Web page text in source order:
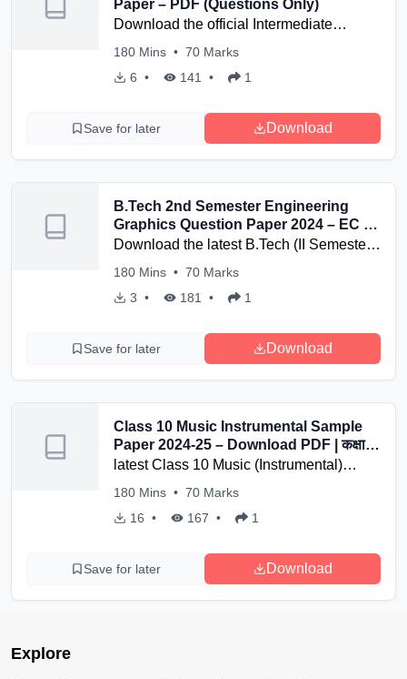
Paper – PDF (Questions Only)
Download the official Intermediate
Mathematics sample paper for the
180 Mins • 70 Marks
6 • 141 • 1
Save for later Download
B.Tech 2nd Semester Engineering
Graphics Question Paper 2024 – EC &
EI Branch
Download the latest B.Tech (II Semester)
Engineering Graphics question paper
Ideal for exam preparation.
180 Mins • 70 Marks
3 • 181 • 1
Save for later Download
Class 10 Music Instrumental Sample
Paper 2024-25 – Download PDF | कक्षा
10 संगीत वादन प्रतिदर्श प्रश्न पत्र 2024-25 –
latest Class 10 Music (Instrumental)
sample paper for the academic year
pattern insights. Free PDF available.
180 Mins • 70 Marks
16 • 167 • 1
Save for later Download
Explore